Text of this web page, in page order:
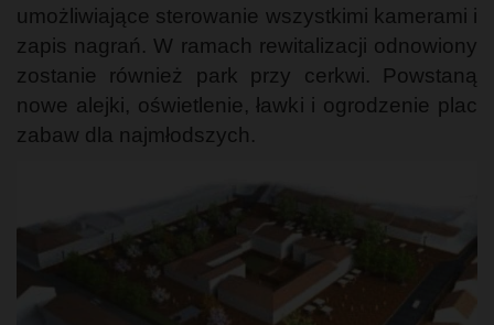
umożliwiające sterowanie wszystkimi kamerami i
zapis nagrań. W ramach rewitalizacji odnowiony
zostanie również park przy cerkwi. Powstaną
nowe alejki, oświetlenie, ławki i ogrodzenie plac
zabaw dla najmłodszych.